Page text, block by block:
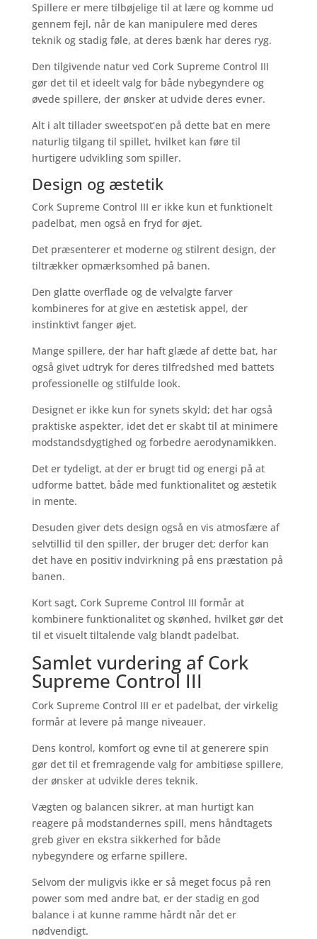
Spillere er mere tilbøjelige til at lære og komme ud
gennem fejl, når de kan manipulere med deres
teknik og stadig føle, at deres bænk har deres ryg.
Den tilgivende natur ved Cork Supreme Control III
gør det til et ideelt valg for både nybegyndere og
øvede spillere, der ønsker at udvide deres evner.
Alt i alt tillader sweetspot’en på dette bat en mere
naturlig tilgang til spillet, hvilket kan føre til
hurtigere udvikling som spiller.
Design og æstetik
Cork Supreme Control III er ikke kun et funktionelt
padelbat, men også en fryd for øjet.
Det præsenterer et moderne og stilrent design, der
tiltrækker opmærksomhed på banen.
Den glatte overflade og de velvalgte farver
kombineres for at give en æstetisk appel, der
instinktivt fanger øjet.
Mange spillere, der har haft glæde af dette bat, har
også givet udtryk for deres tilfredshed med battets
professionelle og stilfulde look.
Designet er ikke kun for synets skyld; det har også
praktiske aspekter, idet det er skabt til at minimere
modstandsdygtighed og forbedre aerodynamikken.
Det er tydeligt, at der er brugt tid og energi på at
udforme battet, både med funktionalitet og æstetik
in mente.
Desuden giver dets design også en vis atmosfære af
selvtillid til den spiller, der bruger det; derfor kan
det have en positiv indvirkning på ens præstation på
banen.
Kort sagt, Cork Supreme Control III formår at
kombinere funktionalitet og skønhed, hvilket gør det
til et visuelt tiltalende valg blandt padelbat.
Samlet vurdering af Cork
Supreme Control III
Cork Supreme Control III er et padelbat, der virkelig
formår at levere på mange niveauer.
Dens kontrol, komfort og evne til at generere spin
gør det til et fremragende valg for ambitiøse spillere,
der ønsker at udvikle deres teknik.
Vægten og balancen sikrer, at man hurtigt kan
reagere på modstandernes spill, mens håndtagets
greb giver en ekstra sikkerhed for både
nybegyndere og erfarne spillere.
Selvom der muligvis ikke er så meget focus på ren
power som med andre bat, er der stadig en god
balance i at kunne ramme hårdt når det er
nødvendigt.